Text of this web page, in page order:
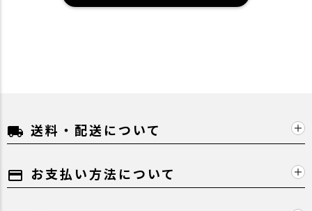
local_shipping 送料・配送について
payment お支払い方法について